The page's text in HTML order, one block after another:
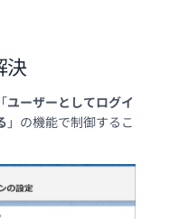
決
ユーザーとしてログイ
」の機能で制御するこ